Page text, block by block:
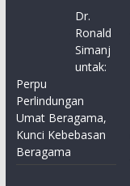
Dr.
Ronald
Simanj
untak:
Perpu
Perlindungan
Umat Beragama,
Kunci Kebebasan
Beragama